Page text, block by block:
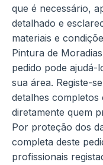
que é necessário,
detalhado e
materiais e
Pintura de
pedido pode ajudá-
sua área. Registe-
detalhes
diretamente quem
Por proteção dos
completa deste
profissionais